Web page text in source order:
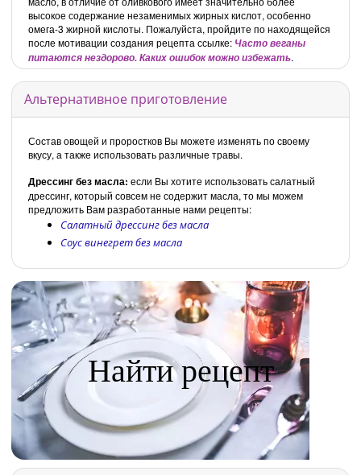
высокое содержание незаменимых жирных кислот, особенно
омега-3 жирной кислоты. Пожалуйста, пройдите по находящейся
после мотивации создания рецепта ссылке: Часто веганы
питаются нездорово. Каких ошибок можно избежать.
Альтернативное приготовление
Состав овощей и проростков Вы можете изменять по своему
вкусу, а также использовать различные травы.
Дрессинг без масла: если Вы хотите использовать салатный
дрессинг, который совсем не содержит масла, то мы можем
предложить Вам разработанные нами рецепты:
Салатный дрессинг без масла
Соус винегрет без масла
Найти рецепт